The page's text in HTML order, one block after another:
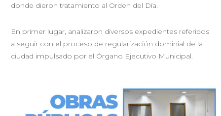
donde dieron tratamiento al Orden del Día.
En primer lugar, analizaron diversos expedientes referidos
a seguir con el proceso de regularización dominial de la
ciudad impulsado por el Órgano Ejecutivo Municipal.